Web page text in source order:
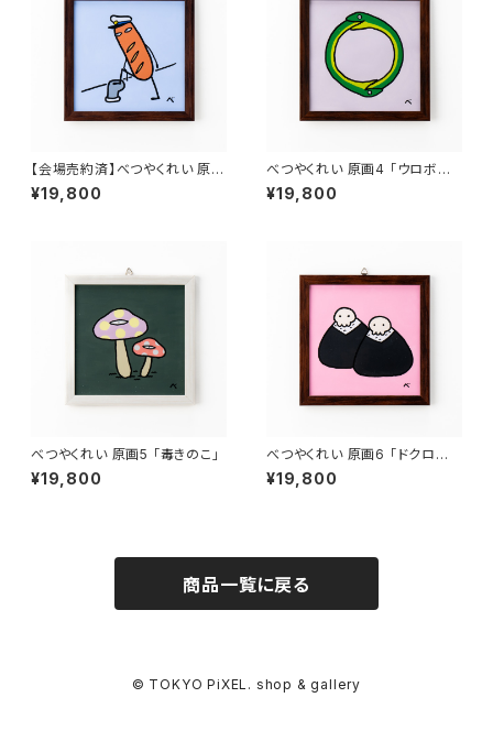
【会場売約済】べつやくれい 原画
3 「かっこいいウインナー2」
¥19,800
べつやくれい 原画4 「ウロボロ
ス」
¥19,800
べつやくれい 原画5 「毒きのこ」
¥19,800
べつやくれい 原画6 「ドクロお
にぎり」
¥19,800
商品一覧に戻る
© TOKYO PiXEL. shop & gallery